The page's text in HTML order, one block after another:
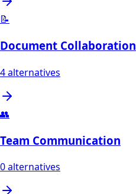
📝
Document Collaboration
4alternatives
👥
Team Communication
0alternatives